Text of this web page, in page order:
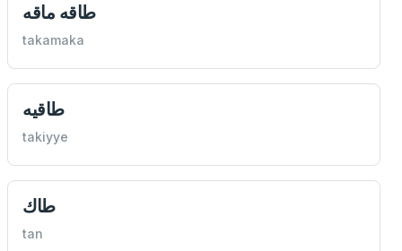
طاقه ماقه
takamaka
طاقيه
takiyye
طاك
tan